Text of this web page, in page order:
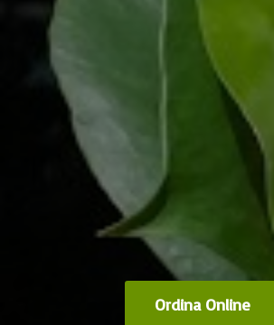
Ordina Online